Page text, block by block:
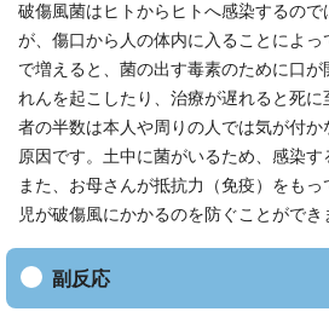
破傷風菌はヒトからヒトへ感染するの
が、傷口から人の体内に入ることによ
で増えると、菌の出す毒素のために口
れんを起こしたり、治療が遅れると死
者の半数は本人や周りの人では気が付
原因です。土中に菌がいるため、感染す
また、お母さんが抵抗力（免疫）をも
児が破傷風にかかるのを防ぐことができ
副反応